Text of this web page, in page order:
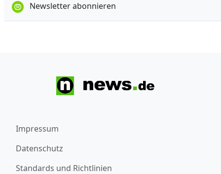
Newsletter abonnieren
Impressum
Datenschutz
Standards und Richtlinien